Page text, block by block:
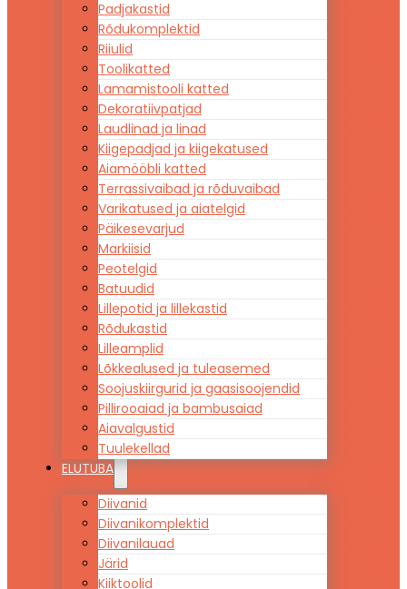
Padjakastid
Rõdukomplektid
Riiulid
Toolikatted
Lamamistooli katted
Dekoratiivpatjad
Laudlinad ja linad
Kiigepadjad ja kiigekatused
Aiamööbli katted
Terrassivaibad ja rõduvaibad
Varikatused ja aiatelgid
Päikesevarjud
Markiisid
Peotelgid
Batuudid
Lillepotid ja lillekastid
Rõdukastid
Lilleamplid
Lõkkealused ja tuleasemed
Soojuskiirgurid ja gaasisoojendid
Pillirooaiad ja bambusaiad
Aiavalgustid
Tuulekellad
ELUTUBA
Diivanid
Diivanikomplektid
Diivanilauad
Järid
Kiiktoolid